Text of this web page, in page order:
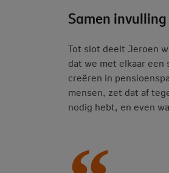
Samen
Tot slot deelt Jeroen
dat we met elkaar
creëren in
mensen, zet dat af
nodig hebt, en even